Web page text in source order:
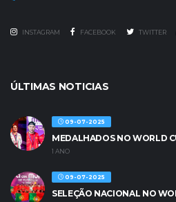
INSTAGRAM FACEBOOK TWITTER
ÚLTIMAS NOTICIAS
09-07-2025
MEDALHADOS NO WORLD
1 ANO
09-07-2025
SELEÇÃO NACIONAL NO